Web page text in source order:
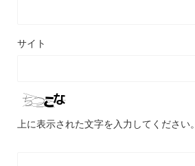
サイト
上に表示された文字を入力してください。